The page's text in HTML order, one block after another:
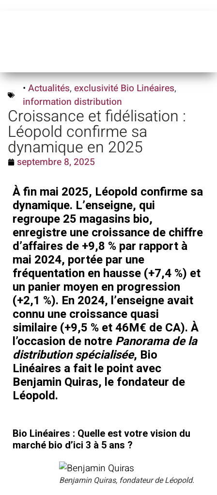
• Actualités, exclusivité Bio Linéaires,
information distribution
Croissance et fidélisation :
Léopold confirme sa
dynamique en 2025
septembre 8, 2025
À fin mai 2025, Léopold confirme sa
dynamique. L’enseigne, qui
regroupe 25 magasins bio,
enregistre une croissance de chiffre
d’affaires de +9,8 % par rapport à
mai 2024, portée par une
fréquentation en hausse (+7,4 %) et
un panier moyen en progression
(+2,1 %). En 2024, l’enseigne avait
connu une croissance quasi
similaire (+9,5 % et 46M€ de CA). À
l’occasion de notre Panorama de la
distribution spécialisée, Bio
Linéaires a fait le point avec
Benjamin Quiras, le fondateur de
Léopold.
Bio Linéaires : Quelle est votre vision du
marché bio d’ici 3 à 5 ans ?
Benjamin Quiras, fondateur de Léopold.